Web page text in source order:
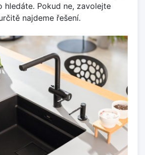
hledáte. Pokud ne, zavolejte
najdeme řešení.